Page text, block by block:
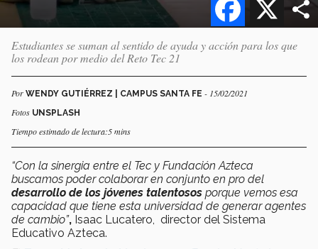
Estudiantes se suman al sentido de ayuda y acción para los que
los rodean por medio del Reto Tec 21
Por WENDY GUTIÉRREZ | CAMPUS SANTA FE - 15/02/2021
Fotos UNSPLASH
Tiempo estimado de lectura:5 mins
“Con la sinergia entre el Tec y Fundación Azteca
buscamos poder colaborar en conjunto en pro del
desarrollo de los jóvenes talentosos porque vemos esa
capacidad que tiene esta universidad de generar agentes
de cambio”, Isaac Lucatero, director del Sistema
Educativo Azteca.